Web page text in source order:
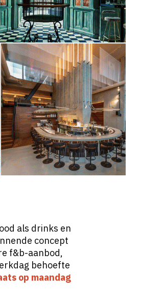
als drinks en
concept
f&b-aanbod,
behoefte
op maandag